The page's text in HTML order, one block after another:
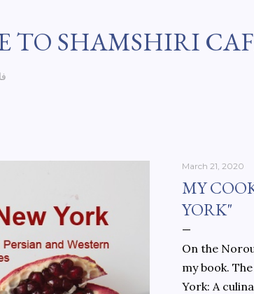
TO SHAMSHIRI
March 21, 2020
MY
YORK"
On the
my book.
York: A